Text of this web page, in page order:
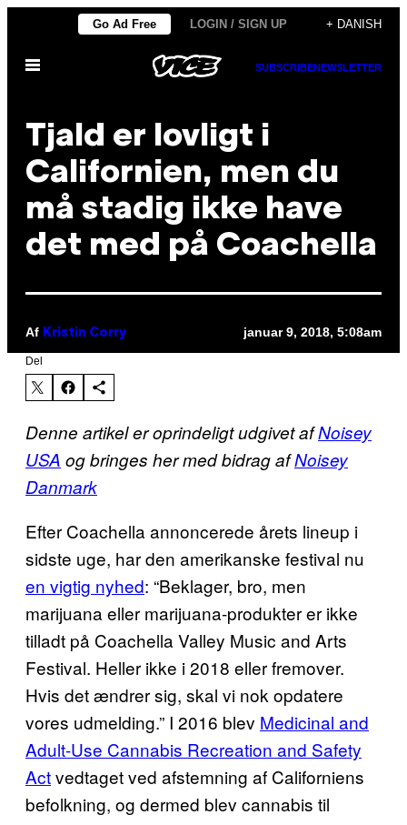
indhold
Go Ad Free LOGIN / SIGN UP + DANISH
Åbn
SUBSCRIBENEWSLETTER
Tjald er lovligt i
Californien, men du
må stadig ikke have
det med på Coachella
Af Kristin Corry januar 9, 2018, 5:08am
Del
Denne artikel er oprindeligt udgivet afNoisey
USA og bringes her med bidrag afNoisey
Danmark
Efter Coachella annoncerede årets lineup i
sidste uge, har den amerikanske festival nu
en vigtig nyhed: “Beklager, bro, men
marijuana eller marijuana-produkter er ikke
tilladt på Coachella Valley Music and Arts
Festival. Heller ikke i 2018 eller fremover.
Hvis det ændrer sig, skal vi nok opdatere
vores udmelding.” I 2016 blev Medicinal and
Adult-Use Cannabis Recreation and Safety
Actvedtaget ved afstemning af Californiens
befolkning, og dermed blev cannabis til